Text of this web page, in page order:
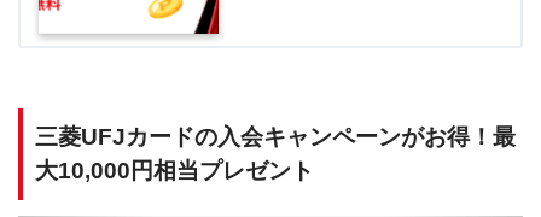
三菱UFJカードの入会キャンペーンがお得！最
大10,000円相当プレゼント